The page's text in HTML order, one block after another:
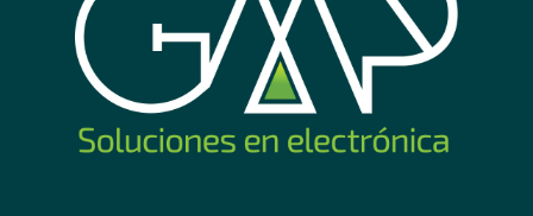
Comprar
Nuevo